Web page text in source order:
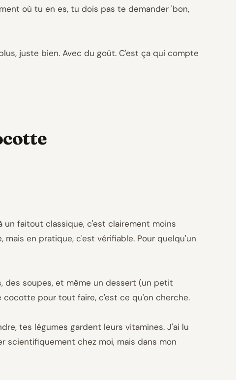
où tu en es, tu dois pas te demander 'bon,
juste bien. Avec du goût. C'est ça qui compte
un faitout classique, c'est clairement moins
en pratique, c'est vérifiable. Pour quelqu'un
des soupes, et même un dessert (un petit
cocotte pour tout faire, c'est ce qu'on cherche.
tes légumes gardent leurs vitamines. J'ai lu
scientifiquement chez moi, mais dans mon